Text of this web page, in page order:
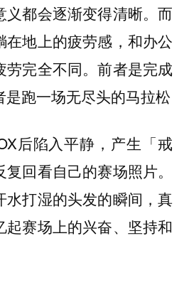
义都会逐渐变得清晰。而
在地上的疲劳感，和办公
劳完全不同。前者是完成
跑一场无尽头的马拉松
后陷入平静，产生「戒
回看自己的赛场照片。
水打湿的头发的瞬间，真
起赛场上的兴奋、坚持和